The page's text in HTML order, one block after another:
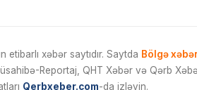
xəbər saytıdır. Saytda Bölgə
Reportaj, QHT Xəbər və Qərb
Qerbxeber.com-da izləyin.